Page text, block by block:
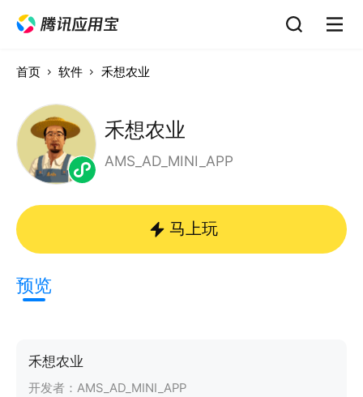
首页 软件 禾想农业
禾想农业
AMS_AD_MINI_APP
马上玩
预览
禾想农业
开发者： AMS_AD_MINI_APP